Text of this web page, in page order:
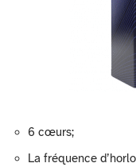
6 cœurs;
La fréquence